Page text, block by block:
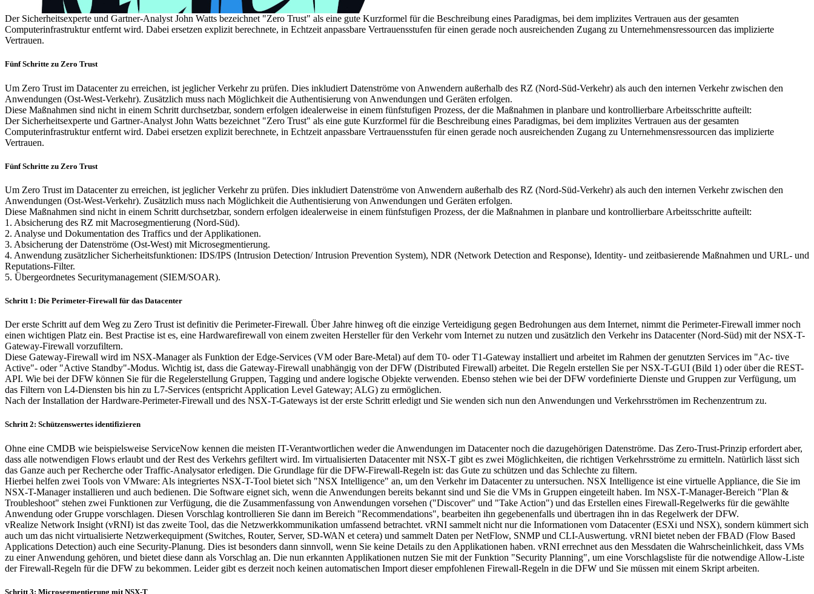
Der Sicherheitsexperte und Gartner-Analyst John Watts bezeichnet "Zero Trust" als eine gute Kurzformel für die Beschreibung eines Paradigmas, bei dem implizites Vertrauen aus der gesamten
Computerinfrastruktur entfernt wird. Dabei ersetzen explizit berechnete, in Echtzeit anpassbare Vertrauensstufen für einen gerade noch ausreichenden Zugang zu Unternehmensressourcen das implizierte
Vertrauen.
Fünf Schritte zu Zero Trust
Um Zero Trust im Datacenter zu erreichen, ist jeglicher Verkehr zu prüfen. Dies inkludiert Datenströme von Anwendern außerhalb des RZ (Nord-Süd-Verkehr) als auch den internen Verkehr zwischen den
Anwendungen (Ost-West-Verkehr). Zusätzlich muss nach Möglichkeit die Authentisierung von Anwendungen und Geräten erfolgen.
Diese Maßnahmen sind nicht in einem Schritt durchsetzbar, sondern erfolgen idealerweise in einem fünfstufigen Prozess, der die Maßnahmen in planbare und kontrollierbare Arbeitsschritte aufteilt:
Der Sicherheitsexperte und Gartner-Analyst John Watts bezeichnet "Zero Trust" als eine gute Kurzformel für die Beschreibung eines Paradigmas, bei dem implizites Vertrauen aus der gesamten
Computerinfrastruktur entfernt wird. Dabei ersetzen explizit berechnete, in Echtzeit anpassbare Vertrauensstufen für einen gerade noch ausreichenden Zugang zu Unternehmensressourcen das implizierte
Vertrauen.
Fünf Schritte zu Zero Trust
Um Zero Trust im Datacenter zu erreichen, ist jeglicher Verkehr zu prüfen. Dies inkludiert Datenströme von Anwendern außerhalb des RZ (Nord-Süd-Verkehr) als auch den internen Verkehr zwischen den
Anwendungen (Ost-West-Verkehr). Zusätzlich muss nach Möglichkeit die Authentisierung von Anwendungen und Geräten erfolgen.
Diese Maßnahmen sind nicht in einem Schritt durchsetzbar, sondern erfolgen idealerweise in einem fünfstufigen Prozess, der die Maßnahmen in planbare und kontrollierbare Arbeitsschritte aufteilt:
1. Absicherung des RZ mit Macrosegmentierung (Nord-Süd).
2. Analyse und Dokumentation des Traffics und der Applikationen.
3. Absicherung der Datenströme (Ost-West) mit Microsegmentierung.
4. Anwendung zusätzlicher Sicherheitsfunktionen: IDS/IPS (Intrusion Detection/ Intrusion Prevention System), NDR (Network Detection and Response), Identity- und zeitbasierende Maßnahmen und URL- und
Reputations-Filter.
5. Übergeordnetes Securitymanagement (SIEM/SOAR).
Schritt 1: Die Perimeter-Firewall für das Datacenter
Der erste Schritt auf dem Weg zu Zero Trust ist definitiv die Perimeter-Firewall. Über Jahre hinweg oft die einzige Verteidigung gegen Bedrohungen aus dem Internet, nimmt die Perimeter-Firewall immer noch
einen wichtigen Platz ein. Best Practise ist es, eine Hardwarefirewall von einem zweiten Hersteller für den Verkehr vom Internet zu nutzen und zusätzlich den Verkehr ins Datacenter (Nord-Süd) mit der NSX-T-
Gateway-Firewall vorzufiltern.
Diese Gateway-Firewall wird im NSX-Manager als Funktion der Edge-Services (VM oder Bare-Metal) auf dem T0- oder T1-Gateway installiert und arbeitet im Rahmen der genutzten Services im "Ac- tive
Active"- oder "Active Standby"-Modus. Wichtig ist, dass die Gateway-Firewall unabhängig von der DFW (Distributed Firewall) arbeitet. Die Regeln erstellen Sie per NSX-T-GUI (Bild 1) oder über die REST-
API. Wie bei der DFW können Sie für die Regelerstellung Gruppen, Tagging und andere logische Objekte verwenden. Ebenso stehen wie bei der DFW vordefinierte Dienste und Gruppen zur Verfügung, um
das Filtern von L4-Diensten bis hin zu L7-Services (entspricht Application Level Gateway; ALG) zu ermöglichen.
Nach der Installation der Hardware-Perimeter-Firewall und des NSX-T-Gateways ist der erste Schritt erledigt und Sie wenden sich nun den Anwendungen und Verkehrsströmen im Rechenzentrum zu.
Schritt 2: Schützenswertes identifizieren
Ohne eine CMDB wie beispielsweise ServiceNow kennen die meisten IT-Verantwortlichen weder die Anwendungen im Datacenter noch die dazugehörigen Datenströme. Das Zero-Trust-Prinzip erfordert aber,
dass alle notwendigen Flows erlaubt und der Rest des Verkehrs gefiltert wird. Im virtualisierten Datacenter mit NSX-T gibt es zwei Möglichkeiten, die richtigen Verkehrsströme zu ermitteln. Natürlich lässt sich
das Ganze auch per Recherche oder Traffic-Analysator erledigen. Die Grundlage für die DFW-Firewall-Regeln ist: das Gute zu schützen und das Schlechte zu filtern.
Hierbei helfen zwei Tools von VMware: Als integriertes NSX-T-Tool bietet sich "NSX Intelligence" an, um den Verkehr im Datacenter zu untersuchen. NSX Intelligence ist eine virtuelle Appliance, die Sie im
NSX-T-Manager installieren und auch bedienen. Die Software eignet sich, wenn die Anwendungen bereits bekannt sind und Sie die VMs in Gruppen eingeteilt haben. Im NSX-T-Manager-Bereich "Plan &
Troubleshoot" stehen zwei Funktionen zur Verfügung, die die Zusammenfassung von Anwendungen vorsehen ("Discover" und "Take Action") und das Erstellen eines Firewall-Regelwerks für die gewählte
Anwendung oder Gruppe vorschlagen. Diesen Vorschlag kontrollieren Sie dann im Bereich "Recommendations", bearbeiten ihn gegebenenfalls und übertragen ihn in das Regelwerk der DFW.
vRealize Network Insight (vRNI) ist das zweite Tool, das die Netzwerkkommunikation umfassend betrachtet. vRNI sammelt nicht nur die Informationen vom Datacenter (ESXi und NSX), sondern kümmert sich
auch um das nicht virtualisierte Netzwerkequipment (Switches, Router, Server, SD-WAN et cetera) und sammelt Daten per NetFlow, SNMP und CLI-Auswertung. vRNI bietet neben der FBAD (Flow Based
Applications Detection) auch eine Security-Planung. Dies ist besonders dann sinnvoll, wenn Sie keine Details zu den Applikationen haben. vRNI errechnet aus den Messdaten die Wahrscheinlichkeit, dass VMs
zu einer Anwendung gehören, und bietet diese dann als Vorschlag an. Die nun erkannten Applikationen nutzen Sie mit der Funktion "Security Planning", um eine Vorschlagsliste für die notwendige Allow-Liste
der Firewall-Regeln für die DFW zu bekommen. Leider gibt es derzeit noch keinen automatischen Import dieser empfohlenen Firewall-Regeln in die DFW und Sie müssen mit einem Skript arbeiten.
Schritt 3: Microsegmentierung mit NSX-T